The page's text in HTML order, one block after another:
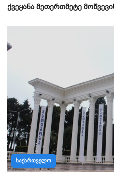
ქვეყანა მეთერთმეტე
ᲡᲐᲥᲐᲠᲗᲕᲔᲚᲝ